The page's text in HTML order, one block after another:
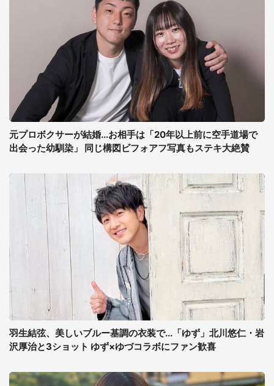
元プロボクサーが結婚...お相手は「20年以上前に空手道場で
出会った幼馴染」 同じ構図ビフォアフ写真もステキ大絶賛
羽生結弦、美しいブルー基調の衣装で...「ゆず」北川悠仁・岩
沢厚治と3ショット ゆず×ゆづコラボにファン歓喜